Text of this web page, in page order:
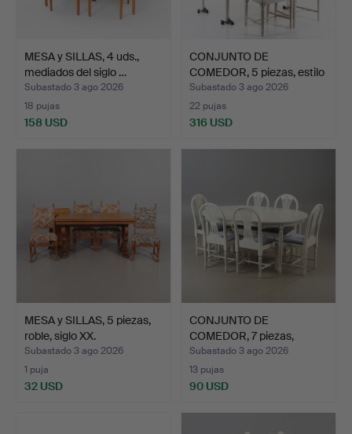
MESA y SILLAS, 4 uds.,
mediados del siglo …
Subastado 3 ago 2026
18 pujas
158 USD
CONJUNTO DE
COMEDOR, 5 piezas, estilo
gust…
Subastado 3 ago 2026
22 pujas
316 USD
MESA y SILLAS, 5 piezas,
roble, siglo XX.
Subastado 3 ago 2026
1 puja
32 USD
CONJUNTO DE
COMEDOR, 7 piezas,
pintado de …
Subastado 3 ago 2026
13 pujas
90 USD